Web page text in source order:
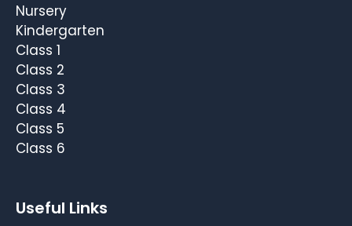
Nursery
Kindergarten
Class 1
Class 2
Class 3
Class 4
Class 5
Class 6
Useful Links